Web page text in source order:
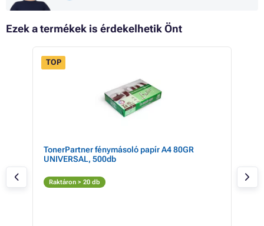
Ezek a termékek is érdekelhetik Önt
TOP
TonerPartner fénymásoló papír A4 80GR
UNIVERSAL, 500db
Raktáron > 20 db